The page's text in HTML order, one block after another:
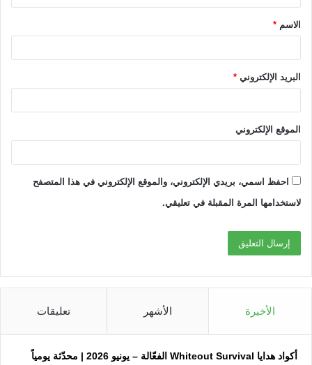
ق
*الاسم *
البريد الإلكتروني *
الموقع الإلكتروني
احفظ اسمي، بريدي الإلكتروني، والموقع الإلكتروني في هذا المتصفح
لاستخدامها المرة المقبلة في تعليقي.
الأخيرة الأشهر تعليقات
أكواد هدايا Whiteout Survival الفعّالة – يونيو 2026 | محدّثة يومياً